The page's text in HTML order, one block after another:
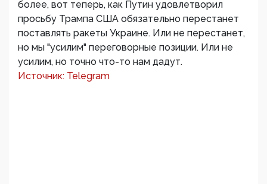
более, вот теперь, как Путин удовлетворил
просьбу Трампа США обязательно перестанет
поставлять ракеты Украине. Или не перестанет,
но мы "усилим" переговорные позиции. Или не
усилим, но точно что-то нам дадут.
Источник: Telegram